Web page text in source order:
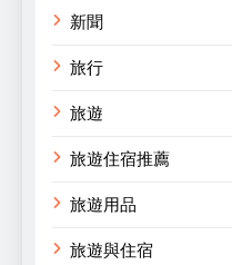
新聞
旅行
旅遊
旅遊住宿推薦
旅遊用品
旅遊與住宿